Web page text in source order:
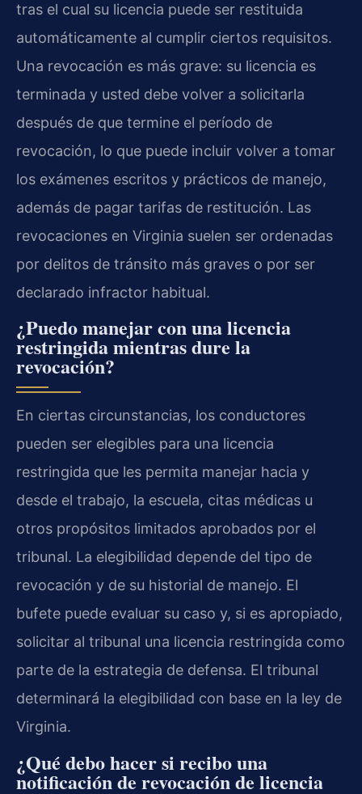
tras el cual su licencia puede ser restituida
automáticamente al cumplir ciertos requisitos.
Una revocación es más grave: su licencia es
terminada y usted debe volver a solicitarla
después de que termine el período de
revocación, lo que puede incluir volver a tomar
los exámenes escritos y prácticos de manejo,
además de pagar tarifas de restitución. Las
revocaciones en Virginia suelen ser ordenadas
por delitos de tránsito más graves o por ser
declarado infractor habitual.
¿Puedo manejar con una licencia
restringida mientras dure la
revocación?
En ciertas circunstancias, los conductores
pueden ser elegibles para una licencia
restringida que les permita manejar hacia y
desde el trabajo, la escuela, citas médicas u
otros propósitos limitados aprobados por el
tribunal. La elegibilidad depende del tipo de
revocación y de su historial de manejo. El
bufete puede evaluar su caso y, si es apropiado,
solicitar al tribunal una licencia restringida como
parte de la estrategia de defensa. El tribunal
determinará la elegibilidad con base en la ley de
Virginia.
¿Qué debo hacer si recibo una
notificación de revocación de licencia